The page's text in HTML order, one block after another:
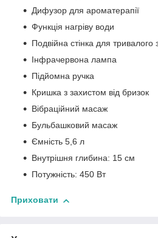
Дифузор для ароматерапії
Функція нагріву води
Подвійна стінка для
Інфрачервона лампа
Підйомна ручка
Кришка з захистом від бризок
Вібраційний масаж
Бульбашковий масаж
Ємність 5,6 л
Внутрішня глибина: 15 см
Потужність: 450 Вт
Приховати